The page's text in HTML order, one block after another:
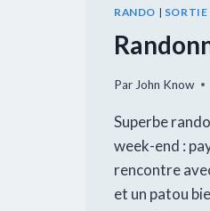
RANDO | SORTIE
Par John Know
Superbe
week-end :
rencontre
et un patou